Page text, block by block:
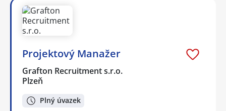
Projektový Manažer
Grafton Recruitment s.r.o.
Plzeň
Plný úvazek